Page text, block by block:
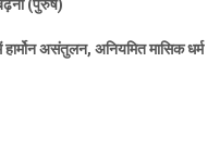
(पुरुष)
हार्मोन असंतुलन, अनियमित मासिक धर्म